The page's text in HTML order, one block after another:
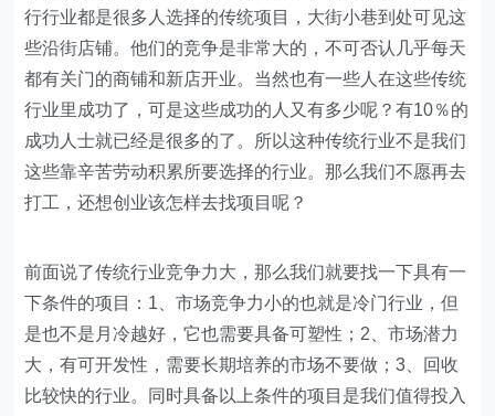
行行业都是很多人选择的传统项目，大街小巷到处可见这
些沿街店铺。他们的竞争是非常大的，不可否认几乎每天
都有关门的商铺和新店开业。当然也有一些人在这些传统
行业里成功了，可是这些成功的人又有多少呢？有10％的
成功人士就已经是很多的了。所以这种传统行业不是我们
这些靠辛苦劳动积累所要选择的行业。那么我们不愿再去
打工，还想创业该怎样去找项目呢？
前面说了传统行业竞争力大，那么我们就要找一下具有一
下条件的项目：1、市场竞争力小的也就是冷门行业，但
是也不是月冷越好，它也需要具备可塑性；2、市场潜力
大，有可开发性，需要长期培养的市场不要做；3、回收
比较快的行业。同时具备以上条件的项目是我们值得投入